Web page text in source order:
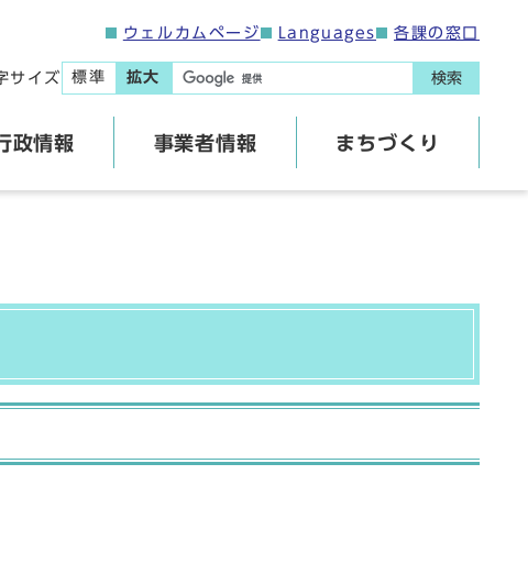
ウェルカムページ Languages 各課の窓口
サイズ 標準 拡大 検索
政情報 事業者情報 まちづくり